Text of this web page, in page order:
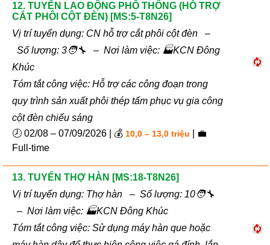
12. TUYỂN LAO ĐỘNG PHỔ THÔNG (HỖ TRỢ
CẮT PHÔI CỘT ĐÈN) [MS:5-T8N26]
Vị trí tuyển dụng: CN hỗ trợ cắt phôi cột đèn –
Số lượng: 3🧑‍🔧 – Nơi làm việc: 🏭KCN Đông
Khúc
Tóm tắt công việc: Hỗ trợ các công đoạn trong
quy trình sản xuất phôi thép tấm phục vụ gia công
cột đèn chiếu sáng
🕗 02/08 – 07/09/2026 | 💰 10,0 – 13,0 triệu
| 💼
Full-time
13. TUYỂN THỢ HÀN [MS:18-T8N26]
Vị trí tuyển dụng: Thợ hàn – Số lượng: 10🧑‍🔧
– Nơi làm việc: 🏭KCN Đông Khúc
Tóm tắt công việc: Sử dụng máy hàn que hoặc